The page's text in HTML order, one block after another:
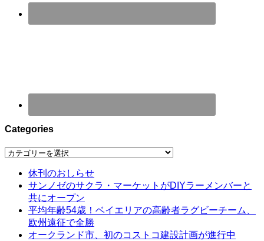
Categories
Categories
休刊のおしらせ
サンノゼのサクラ・マーケットがDIYラーメンバーと
共にオープン
平均年齢54歳！ベイエリアの高齢者ラグビーチーム、
欧州遠征で全勝
オークランド市、初のコストコ建設計画が進行中